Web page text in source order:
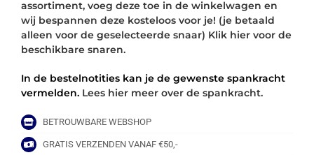
assortiment, voeg deze toe in de winkelwagen en
wij bespannen deze kosteloos voor je! (je betaald
alleen voor de geselecteerde snaar) Klik hier voor de
beschikbare snaren.
In de bestelnotities kan je de gewenste spankracht
vermelden. Lees hier meer over de spankracht.
BETROUWBARE WEBSHOP
GRATIS VERZENDEN VANAF €50,-